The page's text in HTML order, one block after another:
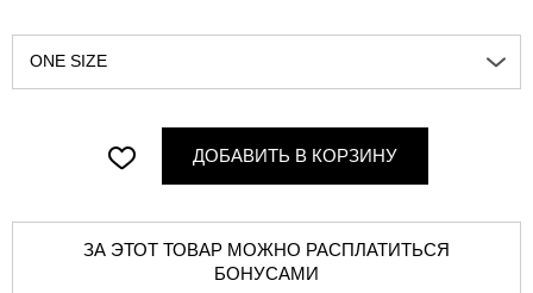
ONE SIZE
ДОБАВИТЬ В КОРЗИНУ
ЗА ЭТОТ ТОВАР МОЖНО РАСПЛАТИТЬСЯ
БОНУСАМИ